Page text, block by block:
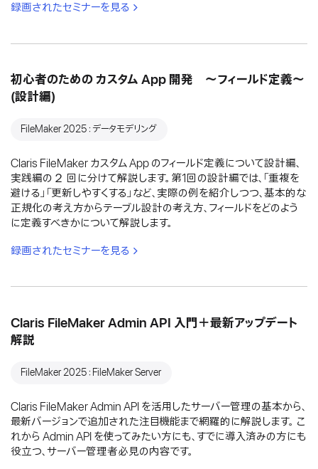
録画されたセミナーを見る
初心者のための カスタム App 開発 〜フィールド定義〜
(設計編)
FileMaker 2025：データモデリング
Claris FileMaker カスタム App のフィールド定義について設計編、
実践編の２ 回に分けて解説します。第1回の設計編では、「重複を
避ける」「更新しやすくする」など、実際の例を紹介しつつ、基本的な
正規化の考え方からテーブル設計の考え方、フィールドをどのよう
に定義すべきかについて解説します。
録画されたセミナーを見る
Claris FileMaker Admin API 入門＋最新アップデート
解説
FileMaker 2025：FileMaker Server
Claris FileMaker Admin API を活用したサーバー管理の基本から、
最新バージョンで追加された注目機能まで網羅的に解説します。 こ
れから Admin API を使ってみたい方にも、すでに導入済みの方にも
役立つ、サーバー管理者必見の内容です。